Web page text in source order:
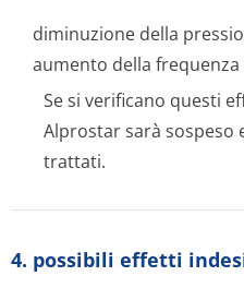
diminuzione della
aumento della
Se si verificano questi
Alprostar sarà
trattati.
4. possibili effetti